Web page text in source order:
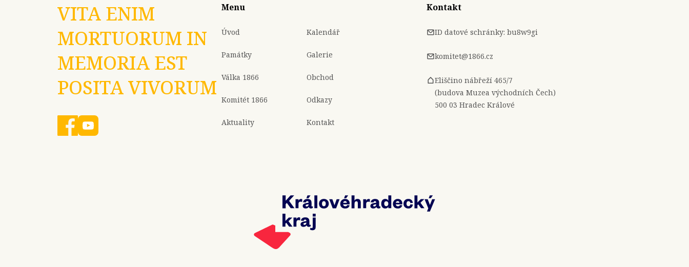
VITA ENIM
MORTUORUM IN
MEMORIA EST
POSITA VIVORUM
Menu
Úvod
Památky
Válka 1866
Komitét 1866
Aktuality
Kalendář
Galerie
Obchod
Odkazy
Kontakt
Kontakt
ID datové schránky: bu8w9gi
komitet@1866.cz
Eliščino nábřeží 465/7
(budova Muzea východních Čech)
500 03 Hradec Králové